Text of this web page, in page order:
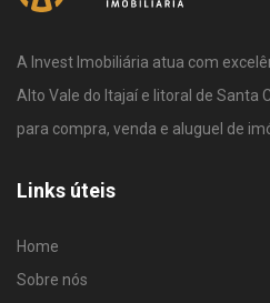
A Invest Imobiliária atua com
Alto Vale do Itajaí e litoral de Santa
para compra, venda e aluguel de
Links úteis
Home
Sobre nós